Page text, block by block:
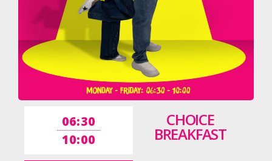
06:30
10:00
CHOICE
BREAKFAST